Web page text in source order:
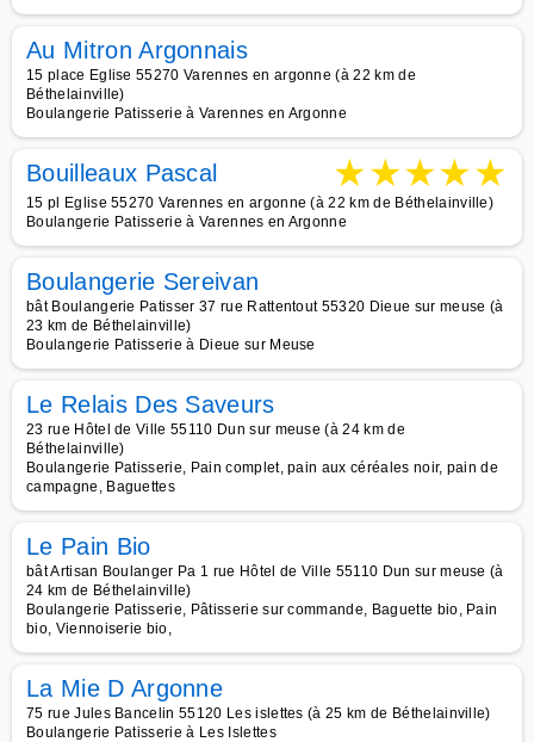
Au Mitron Argonnais
15 place Eglise 55270 Varennes en argonne (à 22 km de
Béthelainville)
Boulangerie Patisserie à Varennes en Argonne
Bouilleaux Pascal ★★★★★
15 pl Eglise 55270 Varennes en argonne (à 22 km de Béthelainville)
Boulangerie Patisserie à Varennes en Argonne
Boulangerie Sereivan
bât Boulangerie Patisser 37 rue Rattentout 55320 Dieue sur meuse (à
23 km de Béthelainville)
Boulangerie Patisserie à Dieue sur Meuse
Le Relais Des Saveurs
23 rue Hôtel de Ville 55110 Dun sur meuse (à 24 km de
Béthelainville)
Boulangerie Patisserie, Pain complet, pain aux céréales noir, pain de
campagne, Baguettes
Le Pain Bio
bât Artisan Boulanger Pa 1 rue Hôtel de Ville 55110 Dun sur meuse (à
24 km de Béthelainville)
Boulangerie Patisserie, Pâtisserie sur commande, Baguette bio, Pain
bio, Viennoiserie bio,
La Mie D Argonne
75 rue Jules Bancelin 55120 Les islettes (à 25 km de Béthelainville)
Boulangerie Patisserie à Les Islettes